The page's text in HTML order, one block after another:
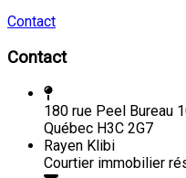
Contact
Contact
180 rue Peel Bureau
Québec H3C 2G7
Rayen Klibi
Courtier immobilier